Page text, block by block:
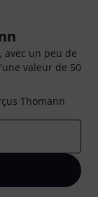
avec un peu de
valeur de 50
Thomann